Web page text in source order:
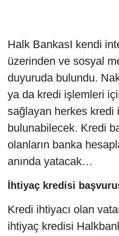
Halk BankasI kendi
üzerinden ve sosyal
duyuruda bulundu.
ya da kredi işlemleri
sağlayan herkes kredi
bulunabilecek. Kredi
olanların banka
anında yatacak…
İhtiyaç kredisi
Kredi ihtiyacı olan
ihtiyaç kredisi